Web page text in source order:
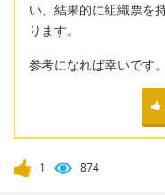
い、結果的に組織票を
ります。
参考になれば幸いです。
1 874